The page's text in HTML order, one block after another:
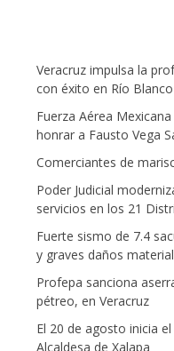
Veracruz impulsa la
con éxito en Río Blanco
Fuerza Aérea
honrar a Fausto Vega
Comerciantes de
Poder Judicial
servicios en los 21
Fuerte sismo de 7.4
y graves daños
Profepa sanciona
pétreo, en Veracruz
El 20 de agosto inicia
Alcaldesa de Xalapa